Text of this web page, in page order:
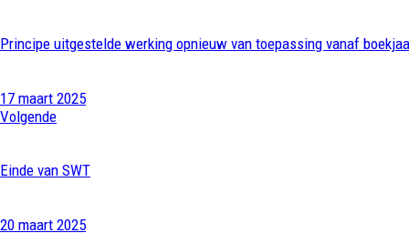
Principe uitgestelde werking opnieuw van toepassing vanaf
17 maart 2025
Volgende
Einde van SWT
20 maart 2025